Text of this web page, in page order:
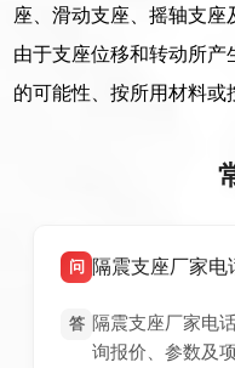
座、滑动支座、摇轴支
由于支座位移和转动所
的可能性、按所用材料或
问 隔震支座厂家电
答 隔震支座厂家电
询报价、参数及